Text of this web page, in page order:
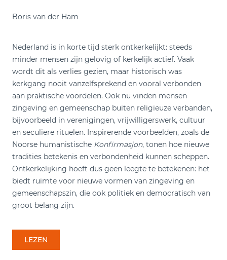
Boris van der Ham
Nederland is in korte tijd sterk ontkerkelijkt: steeds
minder mensen zijn gelovig of kerkelijk actief. Vaak
wordt dit als verlies gezien, maar historisch was
kerkgang nooit vanzelfsprekend en vooral verbonden
aan praktische voordelen. Ook nu vinden mensen
zingeving en gemeenschap buiten religieuze verbanden,
bijvoorbeeld in verenigingen, vrijwilligerswerk, cultuur
en seculiere rituelen. Inspirerende voorbeelden, zoals de
Noorse humanistische Konfirmasjon, tonen hoe nieuwe
tradities betekenis en verbondenheid kunnen scheppen.
Ontkerkelijking hoeft dus geen leegte te betekenen: het
biedt ruimte voor nieuwe vormen van zingeving en
gemeenschapszin, die ook politiek en democratisch van
groot belang zijn.
LEZEN